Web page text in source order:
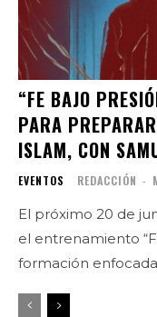
“FE BAJO
PARA
ISLAM, CON
EVENTOS REDACCIÓN -
El próximo 20 de
el entrenamiento
formación